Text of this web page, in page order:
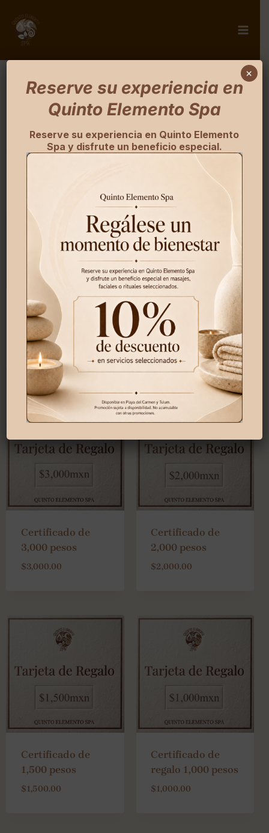
Certificados de regalo
Certificado de
5,000 pesos
5,000.00
Certificado de
4,000 pesos
$4,000.00
Certificado de
3,000 pesos
$3,000.00
Certificado de
2,000 pesos
$2,000.00
Certificado de
1,500 pesos
$1,500.00
Certificado de
regalo 1,000 pesos
$1,000.00
Reserve su experiencia en
Quinto Elemento Spa
Reserve su experiencia en Quinto Elemento
Spa y disfrute un beneficio especial.
×